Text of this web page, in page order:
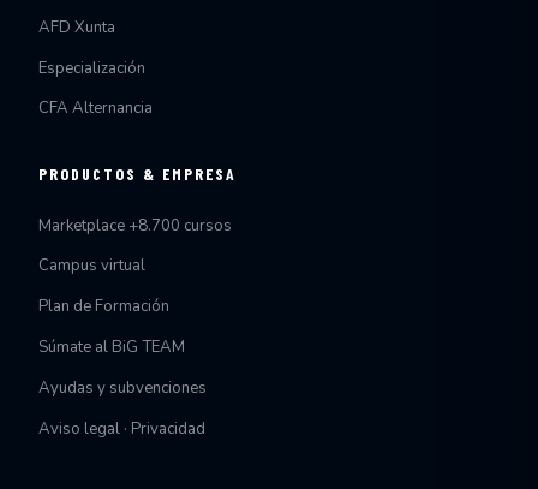
AFD Xunta
Especialización
CFA Alternancia
PRODUCTOS & EMPRESA
Marketplace +8.700 cursos
Campus virtual
Plan de Formación
Súmate al BiG TEAM
Ayudas y subvenciones
Aviso legal · Privacidad